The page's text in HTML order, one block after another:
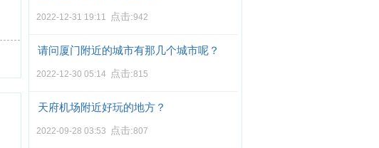
2022-12-31 19:11 点击:942
请问厦门附近的城市有那几个城市呢？
2022-12-30 05:14 点击:815
天府机场附近好玩的地方？
2022-09-28 03:53 点击:807